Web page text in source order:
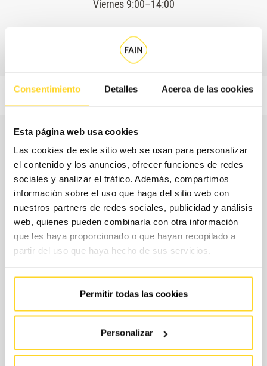
Consentimiento Detalles Acerca de las cookies
Esta página web usa cookies
Las cookies de este sitio web se usan para personalizar
el contenido y los anuncios, ofrecer funciones de redes
sociales y analizar el tráfico. Además, compartimos
información sobre el uso que haga del sitio web con
nuestros partners de redes sociales, publicidad y análisis
web, quienes pueden combinarla con otra información
que les haya proporcionado o que hayan recopilado a
partir del uso que haya hecho de sus servicios.
Permitir todas las cookies
Personalizar
Viernes 9:00–14:00
Servicio técnico 24 horas